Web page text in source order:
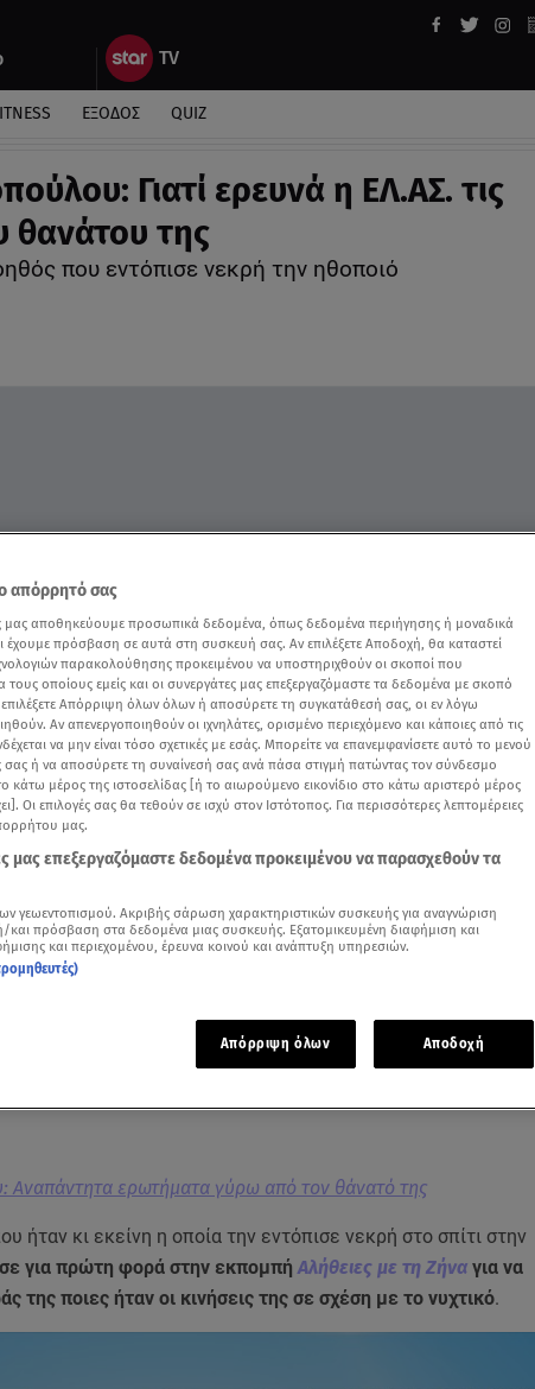
ΕΞΟΔΟΣ QUIZ
Γιατί ερευνά η ΕΛ.ΑΣ. τις
θανάτου της
που εντόπισε νεκρή την ηθοποιό
περισσότερα άρθρα μας στα αποτελέσματα αναζήτησης
Αλήθειες με τη Ζήνα
δημιουργηθεί αρκετά ερωτήματα για το νυχτικό που
, το οποίο κι έχει εξαφανιστεί, αλλά και το σημείο που
Αναπάντητα ερωτήματα γύρω από τον θάνατό της
ήταν κι εκείνη η οποία την εντόπισε νεκρή στο σπίτι στην
για πρώτη φορά στην εκπομπή Αλήθειες με τη Ζήναγια να
της ποιες ήταν οι κινήσεις της σε σχέση με το νυχτικό.
απόρρητό σας
μας αποθηκεύουμε προσωπικά δεδομένα, όπως δεδομένα περιήγησης ή μοναδικά
έχουμε πρόσβαση σε αυτά στη συσκευή σας. Αν επιλέξετε Αποδοχή, θα καταστεί
παρακολούθησης προκειμένου να υποστηριχθούν οι σκοποί που
τους οποίους εμείς και οι συνεργάτες μας επεξεργαζόμαστε τα δεδομένα με σκοπό
Απόρριψη όλων όλων ή αποσύρετε τη συγκατάθεσή σας, οι εν λόγω
Αν απενεργοποιηθούν οι ιχνηλάτες, ορισμένο περιεχόμενο και κάποιες από τις
να μην είναι τόσο σχετικές με εσάς. Μπορείτε να επανεμφανίσετε αυτό το μενού
σας ή να αποσύρετε τη συναίνεσή σας ανά πάσα στιγμή πατώντας τον σύνδεσμο
κάτω μέρος της ιστοσελίδας [ή το αιωρούμενο εικονίδιο στο κάτω αριστερό μέρος
Οι επιλογές σας θα τεθούν σε ισχύ στον Ιστότοπος. Για περισσότερες λεπτομέρειες
μας.
μας επεξεργαζόμαστε δεδομένα προκειμένου να παρασχεθούν τα
γεωεντοπισμού. Ακριβής σάρωση χαρακτηριστικών συσκευής για αναγνώριση
πρόσβαση στα δεδομένα μιας συσκευής. Εξατομικευμένη διαφήμιση και
και περιεχομένου, έρευνα κοινού και ανάπτυξη υπηρεσιών.
Απόρριψη όλων Αποδοχή